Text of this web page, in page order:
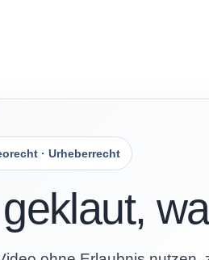
eBay –
Abmahnung
Anwalt
· Urheberrecht